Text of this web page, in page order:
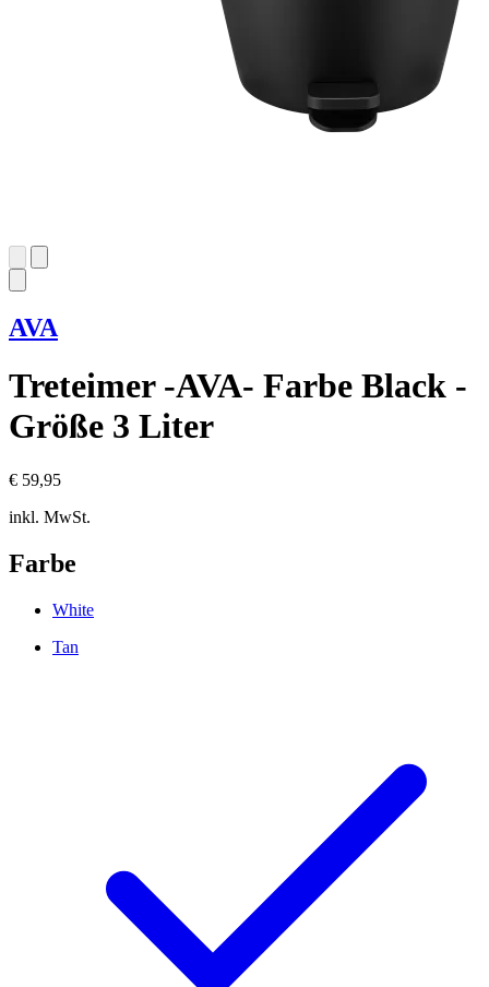
AVA
Treteimer -AVA- Farbe Black -
Größe 3 Liter
€ 59,95
inkl. MwSt.
Farbe
White
Tan